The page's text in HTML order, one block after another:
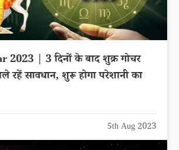
2023 | 3 दिनों के बाद शुक्र गोचर
रहें सावधान, शुरू होगा परेशानी का
5th Aug 2023